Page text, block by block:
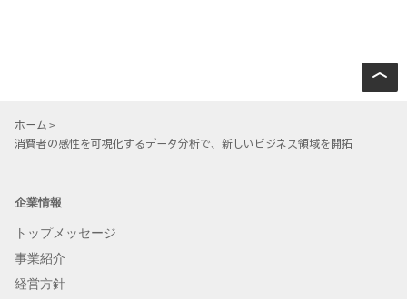
ホーム
消費者の感性を可視化するデータ分析で、 新しいビジネス領域を開拓
企業情報
トップメッセージ
事業紹介
経営方針